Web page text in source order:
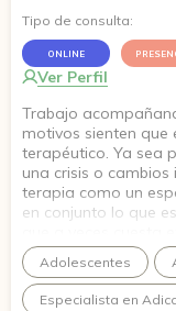
Tipo de consulta:
ONLINE
Ver Perfil
Trabajo
motivos sienten que
terapéutico. Ya sea
una crisis o
terapia como un
en conjunto lo que
sobre lo que
a las personas
sus vínculos y las
Adolescentes
Especialista en